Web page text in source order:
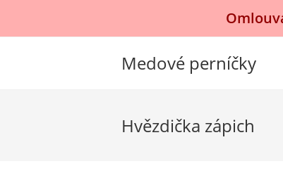
Medové perníčky
Hvězdička zápich